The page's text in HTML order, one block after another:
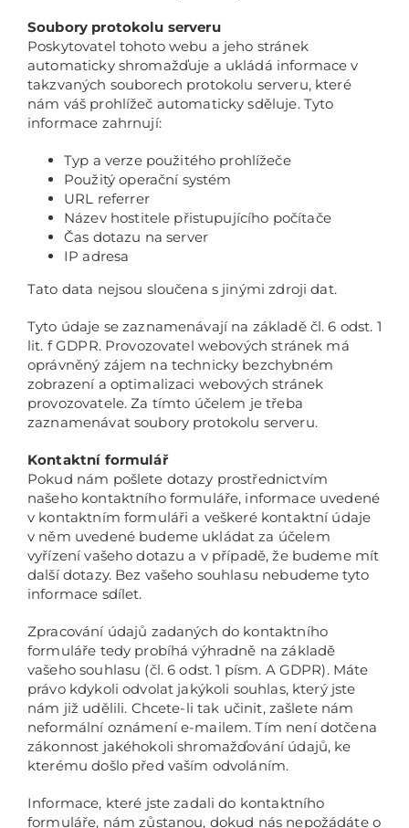
Soubory protokolu serveru
Poskytovatel tohoto webu a jeho stránek
automaticky shromažďuje a ukládá informace v
takzvaných souborech protokolu serveru, které
nám váš prohlížeč automaticky sděluje. Tyto
informace zahrnují:
Typ a verze použitého prohlížeče
Použitý operační systém
URL referrer
Název hostitele přistupujícího počítače
Čas dotazu na server
IP adresa
Tato data nejsou sloučena s jinými zdroji dat.
Tyto údaje se zaznamenávají na základě čl. 6 odst. 1
lit. f GDPR. Provozovatel webových stránek má
oprávněný zájem na technicky bezchybném
zobrazení a optimalizaci webových stránek
provozovatele. Za tímto účelem je třeba
zaznamenávat soubory protokolu serveru.
Kontaktní formulář
Pokud nám pošlete dotazy prostřednictvím
našeho kontaktního formuláře, informace uvedené
v kontaktním formuláři a veškeré kontaktní údaje
v něm uvedené budeme ukládat za účelem
vyřízení vašeho dotazu a v případě, že budeme mít
další dotazy. Bez vašeho souhlasu nebudeme tyto
informace sdílet.
Zpracování údajů zadaných do kontaktního
formuláře tedy probíhá výhradně na základě
vašeho souhlasu (čl. 6 odst. 1 písm. A GDPR). Máte
právo kdykoli odvolat jakýkoli souhlas, který jste
nám již udělili. Chcete-li tak učinit, zašlete nám
neformální oznámení e-mailem. Tím není dotčena
zákonnost jakéhokoli shromažďování údajů, ke
kterému došlo před vaším odvoláním.
Informace, které jste zadali do kontaktního
formuláře, nám zůstanou, dokud nás nepožádáte o